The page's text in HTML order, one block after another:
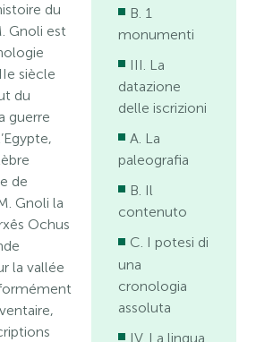
du
Gnoli est
siècle
du
guerre
de
Gnoli la
Ochus
la vallée
B. 1
monumenti
III. La
datazione
delle iscrizioni
A. La
paleografia
B. Il
contenuto
C. I potesi di
una
cronologia
assoluta
IV. La lingua